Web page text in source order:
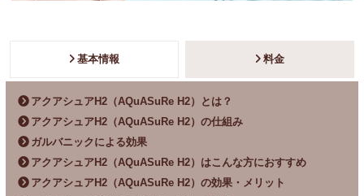
基本情報 料金
アクアシュアH2（AQuASuRe H2）とは？
アクアシュアH2（AQuASuRe H2）の仕組み
ガルバニックによる効果
アクアシュアH2（AQuASuRe H2）はこんな方におすすめ
アクアシュアH2（AQuASuRe H2）の効果・メリット